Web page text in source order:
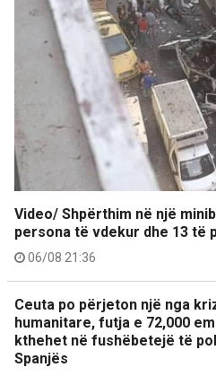
Video/ Shpërthim në një
persona të vdekur dhe 13 të
06/08 21:36
Ceuta po përjeton një nga
humanitare, futja e 72,000
kthehet në fushëbetejë të
Spanjës